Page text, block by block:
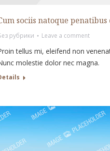
sociis natoque penatibus
рубрики Leave a comment
tellus mi, eleifend non
molestie dolor nec magna.